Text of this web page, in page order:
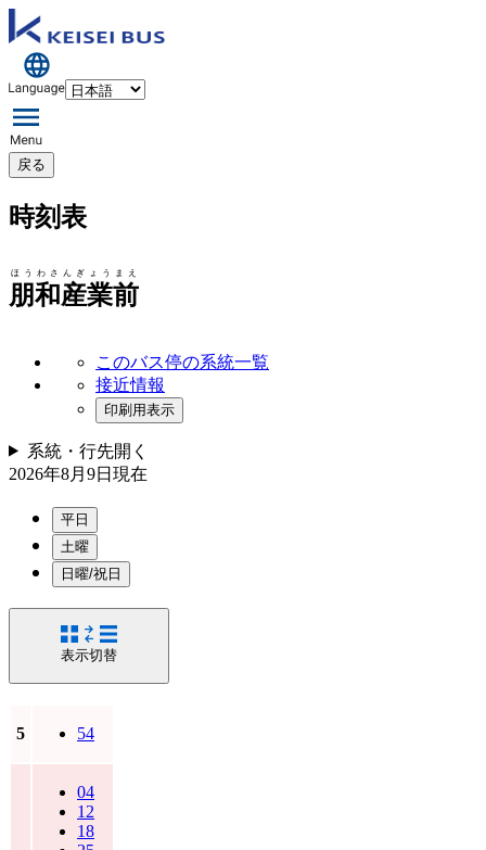
戻る
時刻表
朋和産業前
ほうわさんぎょうまえ
このバス停の系統一覧
接近情報
印刷用表示
系統・行先開く
2026年8月9日 現在
平日
土曜
日曜/祝日
表示切替
5 54
04
12
18